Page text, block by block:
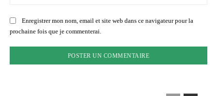
Enregistrer mon nom, email et site web dans ce navigateur pour la
prochaine fois que je commenterai.